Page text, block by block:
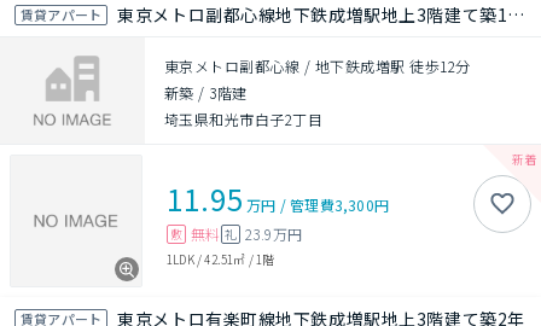
賃貸アパート 東京メトロ副都心線地下鉄成増駅地上3階建て築1年未満
東京メトロ副都心線 / 地下鉄成増駅 徒歩12分
新築 / 3階建
埼玉県和光市白子2丁目
11.95 万円 /管理費3,300円
敷 無料 礼 23.9万円
1LDK/42.51㎡ / 1階
賃貸アパート 東京メトロ有楽町線地下鉄成増駅地上3階建て築2年